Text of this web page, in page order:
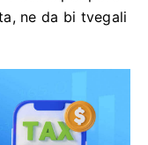
ne da bi tvegali